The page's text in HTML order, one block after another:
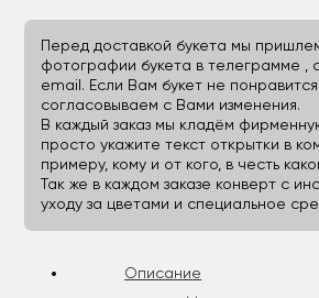
Перед доставкой букета мы
фотографии букета в телеграмме ,
email. Если Вам букет не
согласовываем с Вами изменения.
В каждый заказ мы кладём
просто укажите текст открытки в
примеру, кому и от кого, в честь
Так же в каждом заказе конверт с
уходу за цветами и специальное
Описание